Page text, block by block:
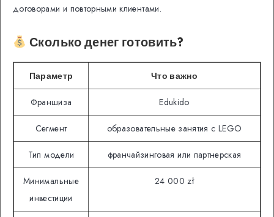
договорами и повторными клиентами.
Сколько денег готовить?
Параметр Что важно
Франшиза Edukido
Сегмент образовательные занятия с LEGO
Тип модели франчайзинговая или партнерская
Минимальные
инвестиции
24 000 zł